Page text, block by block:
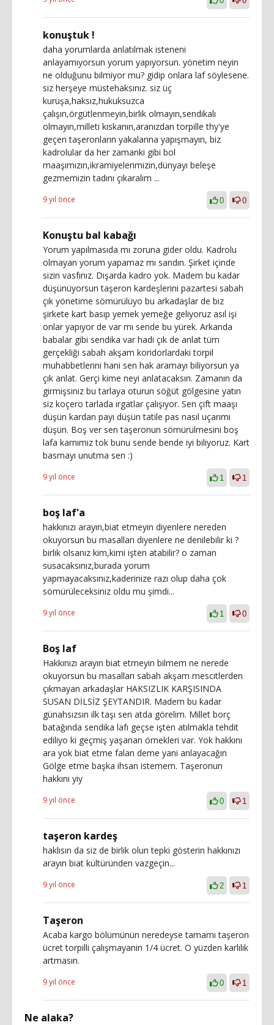
konuştuk !
daha yorumlarda anlatılmak isteneni
anlayamıyorsun yorum yapıyorsun. yönetim neyin
ne olduğunu bilmiyor mu? gidip onlara laf söylesene.
siz herşeye müstehaksınız. siz üç
kuruşa,haksız,hukuksuzca
çalışın,örgütlenmeyin,birlik olmayın,sendikalı
olmayın,milleti kıskanın,aranızdan torpille thy'ye
geçen taşeronların yakalarına yapışmayın, biz
kadrolular da her zamanki gibi bol
maaşımızın,ikramiyelerimizin,dünyayı beleşe
gezmemizin tadını çıkaralım ...
9 yıl önce 0 0
Konuştu bal kabağı
Yorum yapılmasıda mı zoruna gider oldu. Kadrolu
olmayan yorum yapamaz mı sandın. Şirket içinde
sizin vasfınız. Dışarda kadro yok. Madem bu kadar
düşünüyorsun taşeron kardeşlerini pazartesi sabah
çık yönetime sömürülüyo bu arkadaşlar de biz
şirkete kart basıp yemek yemeğe geliyoruz asıl işi
onlar yapıyor de var mı sende bu yürek. Arkanda
babalar gibi sendika var hadi çık de anlat tüm
gerçekliği sabah akşam koridorlardaki torpil
muhabbetlerini hani sen hak aramayı biliyorsun ya
çık anlat. Gerçi kime neyi anlatacaksın. Zamanın da
girmişsiniz bu tarlaya oturun söğüt gölgesine yatın
siz koçero tarlada ırgatlar çalışıyor. Sen çift maaşı
düşün kardan payı düşün tatile pas nasıl uçarımı
düşün. Boş ver sen taşeronun sömürülmesini boş
lafa karnımız tok bunu sende bende iyi biliyoruz. Kart
basmayı unutma sen :)
9 yıl önce 1 1
boş laf'a
hakkınızı arayın,biat etmeyin diyenlere nereden
okuyorsun bu masalları diyenlere ne denilebilir ki ?
birlik olsanız kim,kimi işten atabilir? o zaman
susacaksınız,burada yorum
yapmayacaksınız,kaderinize razı olup daha çok
sömürüleceksiniz oldu mu şimdi...
9 yıl önce 1 0
Boş laf
Hakkınızı arayın biat etmeyin bilmem ne nerede
okuyorsun bu masalları sabah akşam mescitlerden
çıkmayan arkadaşlar HAKSIZLIK KARŞISINDA
SUSAN DİLSİZ ŞEYTANDIR. Madem bu kadar
günahsızsın ilk taşı sen atda görelim. Millet borç
batağında sendika lafı geçse işten atılmakla tehdit
ediliyo ki geçmiş yaşanan örnekleri var. Yok hakkını
ara yok biat etme falan deme yani anlayacağın
Gölge etme başka ihsan istemem. Taşeronun
hakkını yiy
9 yıl önce 0 1
taşeron kardeş
haklısın da siz de birlik olun tepki gösterin hakkınızı
arayın biat kültüründen vazgeçin...
9 yıl önce 2 1
Taşeron
Acaba kargo bölümünün neredeyse tamamı taşeron
ücret torpilli çalışmayanin 1/4 ücret. O yüzden karlılık
artmasın.
9 yıl önce 0 1
Ne alaka?